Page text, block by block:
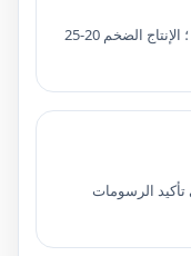
عرض الأسعار 1-2 أيام؛ التطوير 15-20 يومًا ؛ الإنتاج الضخم 20-25
على تأكيد الرسومات